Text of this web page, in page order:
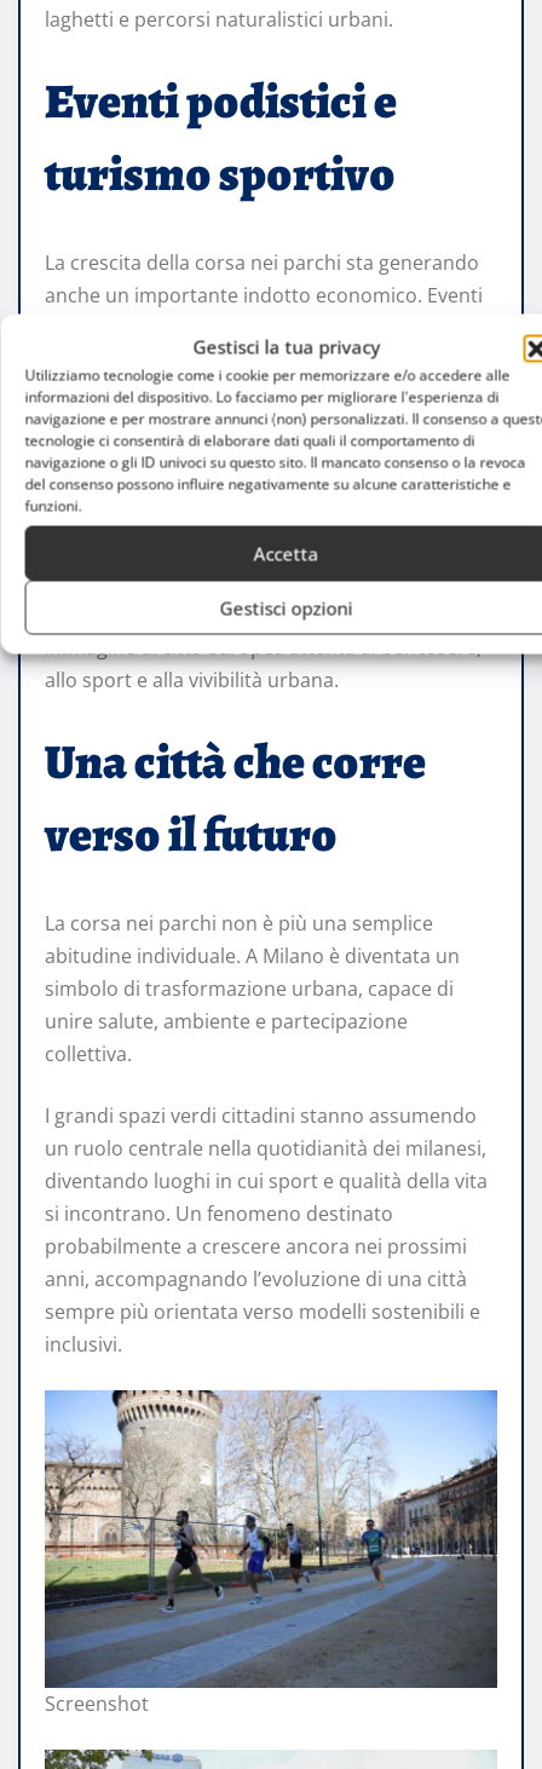
Gestisci la tua privacy
Utilizziamo tecnologie come i cookie per memorizzare e/o accedere alle
informazioni del dispositivo. Lo facciamo per migliorare l'esperienza di
navigazione e per mostrare annunci (non) personalizzati. Il consenso a
tecnologie ci consentirà di elaborare dati quali il comportamento di
navigazione o gli ID univoci su questo sito. Il mancato consenso o la revoca
del consenso possono influire negativamente su alcune caratteristiche e
funzioni.
Accetta
Gestisci opzioni
laghetti e percorsi naturalistici urbani.
Eventi podistici e
turismo sportivo
La crescita della corsa nei parchi sta generando
anche un importante indotto economico. Eventi
Marathon attirano partecipanti da tutta Italia e
dall’estero, contribuendo al turismo sportivo
cittadino.
Hotel, ristoranti, negozi sportivi e attività
commerciali beneficiano di una presenza sempre
più ampia di visitatori legati agli eventi running.
Milano sta così consolidando la propria
immagine di città europea attenta al benessere,
allo sport e alla vivibilità urbana.
Una città che corre
verso il futuro
La corsa nei parchi non è più una semplice
abitudine individuale. A Milano è diventata un
simbolo di trasformazione urbana, capace di
unire salute, ambiente e partecipazione
collettiva.
I grandi spazi verdi cittadini stanno assumendo
un ruolo centrale nella quotidianità dei milanesi,
diventando luoghi in cui sport e qualità della vita
si incontrano. Un fenomeno destinato
probabilmente a crescere ancora nei prossimi
anni, accompagnando l’evoluzione di una città
sempre più orientata verso modelli sostenibili e
inclusivi.
Screenshot